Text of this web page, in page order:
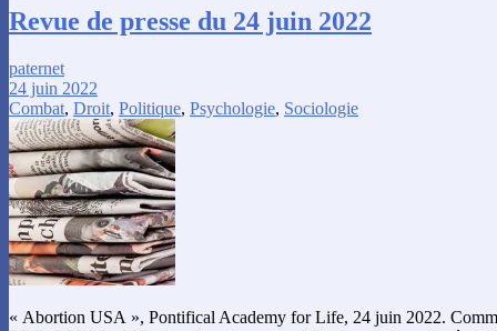
Revue de presse du 24 juin 2022
paternet
24 juin 2022
Combat, Droit, Politique, Psychologie, Sociologie
« Abortion USA », Pontifical Academy for Life, 24 juin 2022.